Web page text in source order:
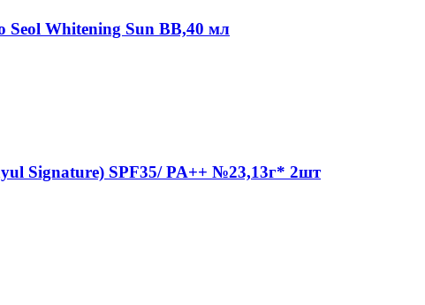
Whitening Sun BB,40 мл
Signature) SPF35/ PA++ №23,13г* 2шт